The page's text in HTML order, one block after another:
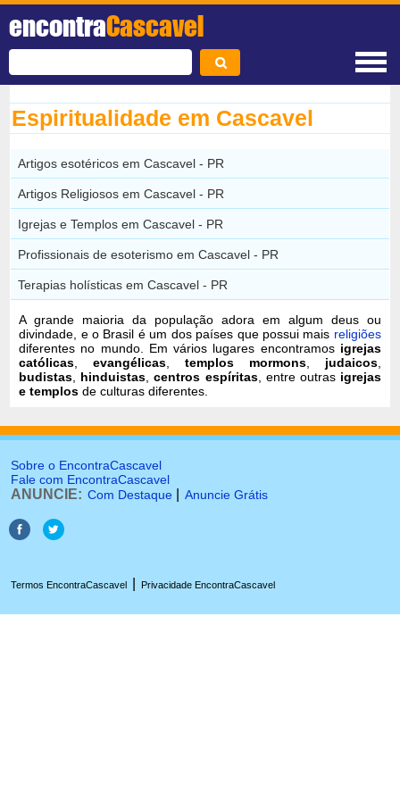
encontraCascavel
Espiritualidade em Cascavel
Artigos esotéricos em Cascavel - PR
Artigos Religiosos em Cascavel - PR
Igrejas e Templos em Cascavel - PR
Profissionais de esoterismo em Cascavel - PR
Terapias holísticas em Cascavel - PR
A grande maioria da população adora em algum deus ou
divindade, e o Brasil é um dos países que possui mais religiões
diferentes no mundo. Em vários lugares encontramos igrejas
católicas ,evangélicas ,templos mormons, judaicos,
budistas
hinduistas ,centros espíritas, entre outras igrejas
e templos de culturas diferentes.
Sobre o EncontraCascavel
Fale com EncontraCascavel
ANUNCIE: Com Destaque Anuncie Grátis
Termos EncontraCascavel Privacidade EncontraCascavel